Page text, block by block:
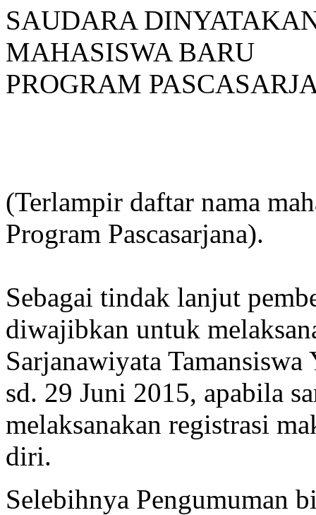
SAUDARA
MAHASISWA BARU
PROGRAM
(Terlampir daftar nama
Program Pascasarjana).
Sebagai tindak lanjut
diwajibkan untuk
Sarjanawiyata
sd. 29 Juni 2015, apabila
melaksanakan registrasi
diri.
Selebihnya Pengumuman